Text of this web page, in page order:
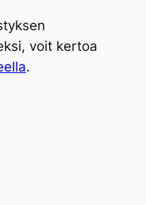
voit kertoa
.